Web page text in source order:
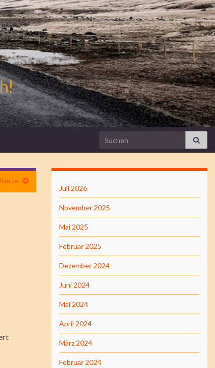
Search for:
Juli 2026
November 2025
Mai 2025
Februar 2025
Dezember 2024
Juni 2024
Mai 2024
April 2024
März 2024
Februar 2024